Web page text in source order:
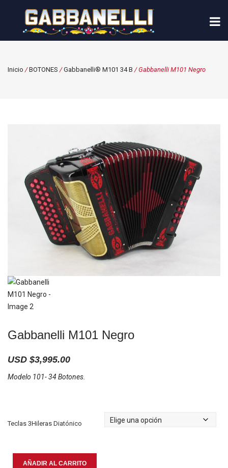
Inicio /BOTONES /Gabbanelli® M101 34 B / Gabbanelli M101 Negro
Gabbanelli M101 Negro
USD $3,995.00
Modelo 101- 34 Botones.
Teclas 3Hileras Diatónico
Gabbanelli
AÑADIR AL CARRITO